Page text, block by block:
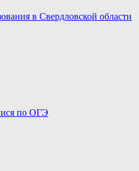
в Свердловской области
по ОГЭ